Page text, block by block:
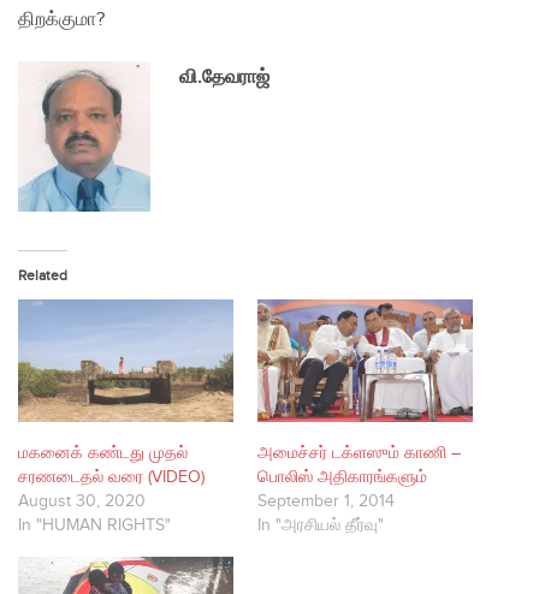
திறக்குமா?
வி.தேவராஜ்
Related
மகனைக் கண்டது முதல்
சரணடைதல் வரை (VIDEO)
August 30, 2020
In "HUMAN RIGHTS"
அமைச்சர் டக்ளஸும் காணி –
பொலிஸ் அதிகாரங்களும்
September 1, 2014
In "அரசியல் தீர்வு"